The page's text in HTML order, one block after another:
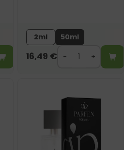
2ml 50ml
16,49 €